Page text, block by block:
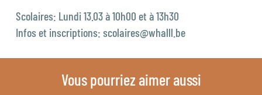
Scolaires: Lundi 13.03 à 10h00 et à 13h30
Infos et inscriptions: scolaires@whalll.be
Vous pourriez aimer aussi